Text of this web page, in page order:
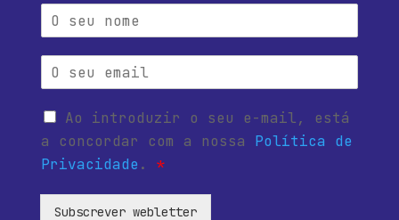
Ao introduzir o seu e-mail, está
a concordar com a nossa Política de
Privacidade . *
Subscrever webletter